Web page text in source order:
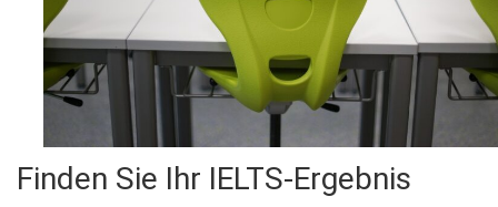
Finden Sie Ihr IELTS-Ergebnis